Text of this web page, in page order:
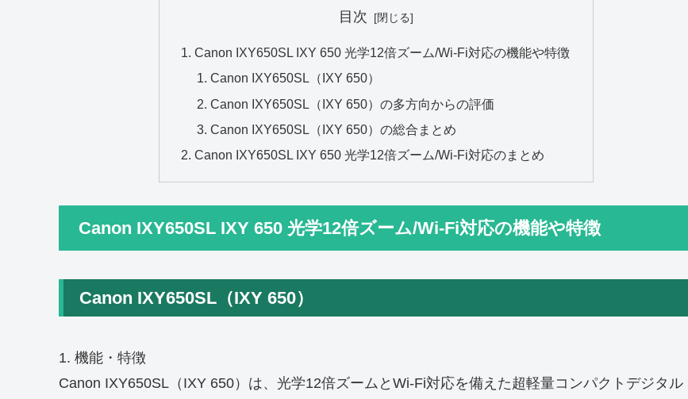
目次
Canon IXY650SL IXY 650 光学12倍ズーム/Wi-Fi対応の機能や特徴
Canon IXY650SL（IXY 650）
Canon IXY650SL（IXY 650）の多方向からの評価
Canon IXY650SL（IXY 650）の総合まとめ
Canon IXY650SL IXY 650 光学12倍ズーム/Wi-Fi対応のまとめ
Canon IXY650SL IXY 650 光学12倍ズーム/Wi-Fi対応の機能や特徴
Canon IXY650SL（IXY 650）
1. 機能・特徴
Canon IXY650SL（IXY 650）は、光学12倍ズームとWi‑Fi対応を備えた超軽量コンパクトデジタル